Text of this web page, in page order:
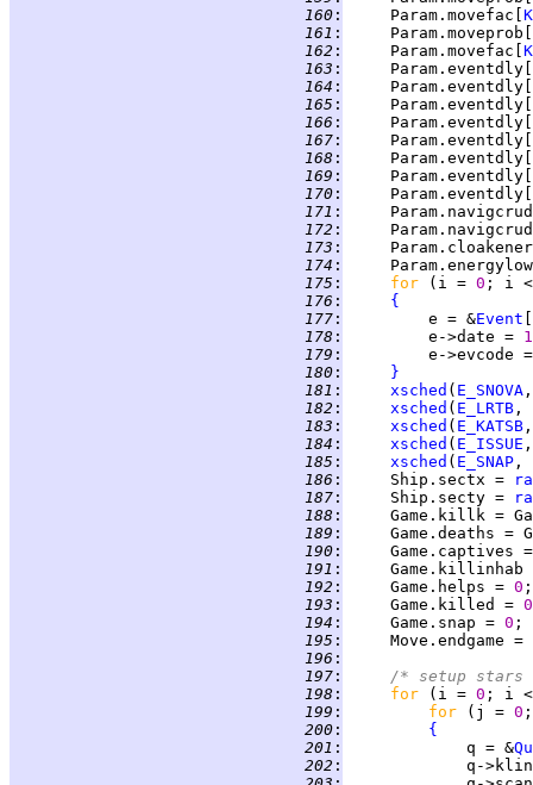
160 :
     Param.movefac[
161 :
     Param.moveprob[
162 :
     Param.movefac[
163 :
     Param.eventdly[
164 :
     Param.eventdly[
165 :
     Param.eventdly[
166 :
     Param.eventdly[
167 :
     Param.eventdly[
168 :
     Param.eventdly[
169 :
     Param.eventdly[
170 :
     Param.eventdly[
171 :
172 :
173 :
174 :
175 : for (i = 0 ; i
176 :
{
177 :
         e = &
Event
178 :
         e->date =
179 :
e->evcode
180 :
}
181 : xsched ( E_SNOVA
182 : xsched ( E_LRTB ,
183 : xsched ( E_KATSB
184 : xsched ( E_ISSUE
185 : xsched ( E_SNAP ,
186 :
     Ship.sectx =
187 :
     Ship.secty =
188 :
Game.killk =
189 :
Game.deaths =
190 :
Game.captives
191 :
192 :
     Game.helps =
0
193 :
     Game.killed =
0
194 :
     Game.snap =
0
195 :
     Move.endgame =
196 :
197 :
/* setup stars
198 : for (i = 0 ; i
199 : for (j = 0
200 :
{
201 :
             q = &
202 :
q-